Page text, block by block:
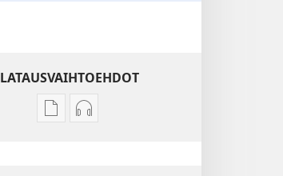
LATAUSVAIHTOEHDOT
JulkaisujenÄänitteiden